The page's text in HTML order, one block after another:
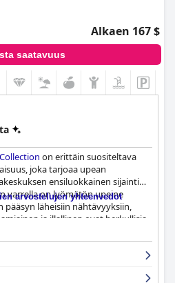
Alkaen 167 $
saatavuus
on erittäin suositeltava
joka tarjoaa upean
ensiluokkainen sijainti
varrella on lyömätön upeine
pääsyn läheisiin nähtävyyksiin,
ja illallinen ovat herkullisia
ruokia ja juomia, ja
avuliasta. Huoneet ovat siistejä,
on mukavat sängyt ja upeat
arvostelujen yhteenvedot